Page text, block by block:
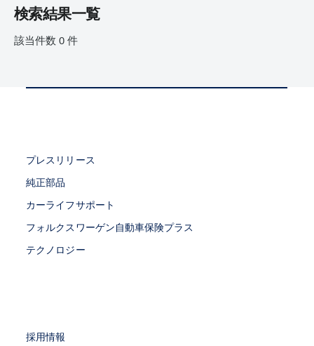
検索結果一覧
該当件数 0 件
プレスリリース
純正部品
カーライフサポート
フォルクスワーゲン自動車保険プラス
テクノロジー
採用情報